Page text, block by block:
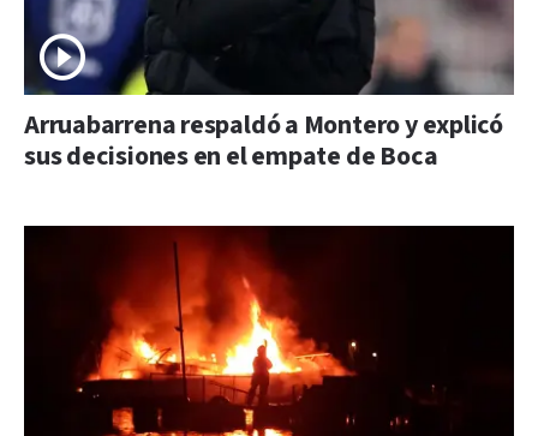
Arruabarrena respaldó a Montero y explicó
sus decisiones en el empate de Boca